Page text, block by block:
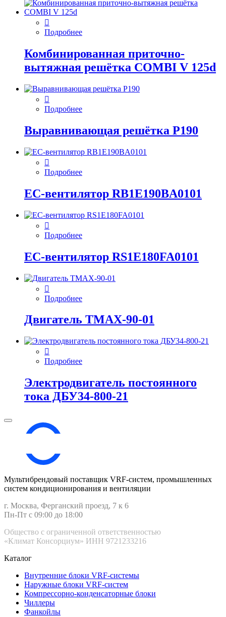
Подробнее
Комбинированная приточно-
вытяжная решётка COMBI V 125d
Подробнее
Выравнивающая решётка P190
Подробнее
EC-вентилятор RB1E190BA0101
Подробнее
EC-вентилятор RS1E180FA0101
Подробнее
Двигатель ТМАХ-90-01
Подробнее
Электродвигатель постоянного
тока ДБУ34‑800‑21
Мультибрендовый поставщик VRF-cистем, промышленных
систем кондиционирования и вентиляции
г. Москва, Ферганский проезд, 7 к 6
Пн-Пт с 09:00 до 18:00
Общество с ограниченной ответственностью
«Климат Консорциум» ИНН 9721233216
Каталог
Внутренние блоки VRF-cистемы
Наружные блоки VRF-cистем
Компрессорно-конденсаторные блоки
Чиллеры
Фанкойлы